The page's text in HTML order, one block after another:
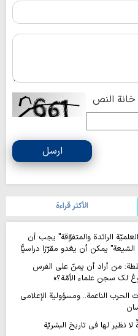
خانة النص
ارسل
الأکثر قراءة
الرائدة والمتفوّقة" يجب أن
يمكن أن يغدو مقرّرًا دراسيًّا
من أراد أن يمنّ على الفرس
لك سجن علماء الأمّة؟»
الحرب الناعمة.. ومسؤولية الإعلامي
نظير لها في تاريخ البشريّة